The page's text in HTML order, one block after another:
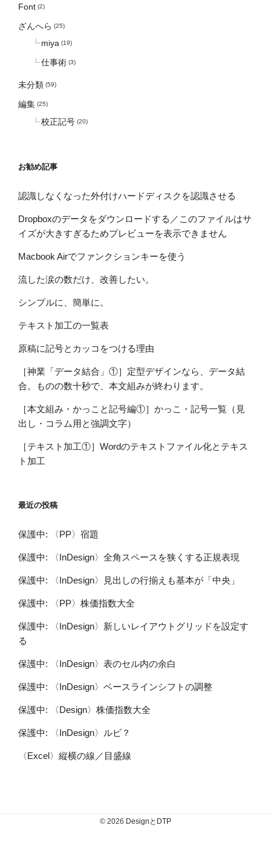
Font (2)
ざんへら (25)
miya (19)
仕事術 (3)
未分類 (59)
編集 (25)
校正記号 (20)
お勧め記事
認識しなくなった外付けハードディスクを認識させる
Dropboxのデータをダウンロードする／このファイルはサ
イズが大きすぎるためプレビューを表示できません
Macbook Airでファンクションキーを使う
流した涙の数だけ、改善したい。
シンプルに、簡単に。
テキスト加工の一覧表
原稿に記号とカッコをつける理由
［神業「データ結合」①］定型デザインなら、データ結
合。ものの数十秒で、本文組みが終わります。
［本文組み・かっこと記号編①］かっこ・記号一覧（見
出し・コラム用と強調文字）
［テキスト加工①］Wordのテキストファイル化とテキス
ト加工
最近の投稿
保護中: 〈PP〉宿題
保護中: 〈InDesign〉全角スペースを狭くする正規表現
保護中: 〈InDesign〉見出しの行揃えも基本が「中央」
保護中: 〈PP〉株価指数大全
保護中: 〈InDesign〉新しいレイアウトグリッドを設定す
る
保護中: 〈InDesign〉表のセル内の余白
保護中: 〈InDesign〉ベースラインシフトの調整
保護中: 〈Design〉株価指数大全
保護中: 〈InDesign〉ルビ？
〈Excel〉縦横の線／目盛線
© 2026 DesignとDTP